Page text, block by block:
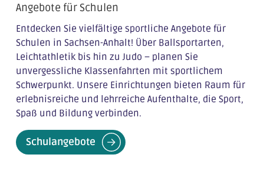
Angebote für Schulen
Entdecken Sie vielfältige sportliche Angebote für
Schulen in Sachsen-Anhalt! Über Ballsportarten,
Leichtathletik bis hin zu Judo – planen Sie
unvergessliche Klassenfahrten mit sportlichem
Schwerpunkt. Unsere Einrichtungen bieten Raum für
erlebnisreiche und lehrreiche Aufenthalte, die Sport,
Spaß und Bildung verbinden.
Schulangebote